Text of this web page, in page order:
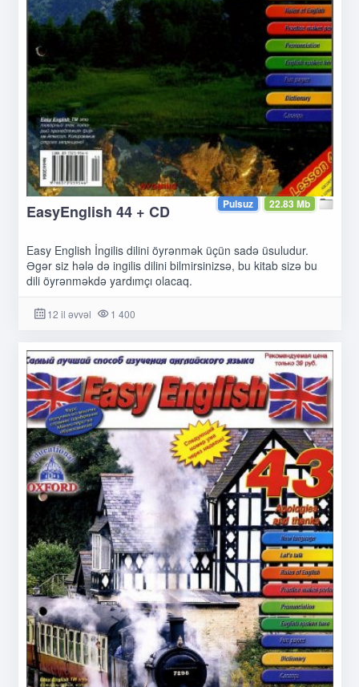
22.83 Mb
Pulsuz
EasyEnglish 44 + CD
Easy English İngilis dilini öyrənmək üçün sadə üsuludur.
Əgər siz hələ də ingilis dilini bilmirsinizsə, bu kitab sizə bu
dili öyrənməkdə yardımçı olacaq.
12 il əvvəl 1 400